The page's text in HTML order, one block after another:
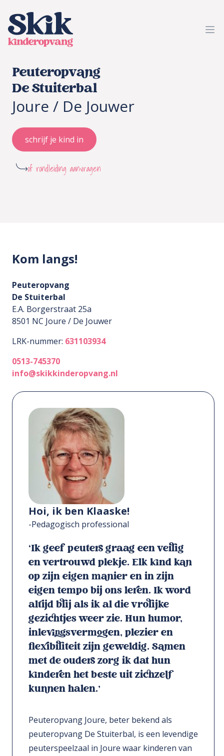
SKIK kinderopvang
Peuteropvang
De Stuiterbal
Joure / De Jouwer
schrijf je kind in
of rondleiding aanvragen
Kom langs!
Peuteropvang
De Stuiterbal
E.A. Borgerstraat 25a
8501 NC Joure / De Jouwer
LRK-nummer: 631103934
0513-745370
info@skikkinderopvang.nl
Hoi, ik ben Klaaske!
-Pedagogisch professional
‘Ik geef peuters graag een veilig
en vertrouwd plekje. Elk kind kan
op zijn eigen manier en in zijn
eigen tempo bij ons leren. Ik word
altijd blij als ik al die vrolijke
gezichtjes weer zie. Hun humor,
inlevingsvermogen, plezier en
flexibiliteit zijn geweldig. Samen
met de ouders zorg ik dat hun
kinderen het beste uit zichzelf
kunnen halen.’
Peuteropvang Joure, beter bekend als
peuteropvang De Stuiterbal, is een levendige
peuterspeelzaal in Joure waar kinderen van